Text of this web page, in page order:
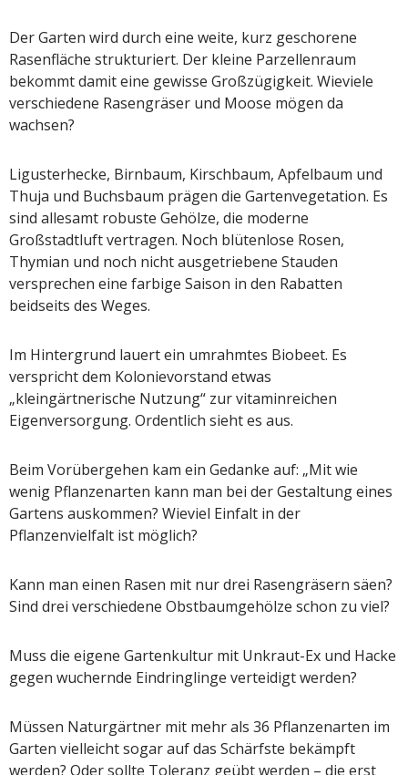
Der Garten wird durch eine weite, kurz geschorene
Rasenfläche strukturiert. Der kleine Parzellenraum
bekommt damit eine gewisse Großzügigkeit. Wieviele
verschiedene Rasengräser und Moose mögen da
wachsen?
Ligusterhecke, Birnbaum, Kirschbaum, Apfelbaum und
Thuja und Buchsbaum prägen die Gartenvegetation. Es
sind allesamt robuste Gehölze, die moderne
Großstadtluft vertragen. Noch blütenlose Rosen,
Thymian und noch nicht ausgetriebene Stauden
versprechen eine farbige Saison in den Rabatten
beidseits des Weges.
Im Hintergrund lauert ein umrahmtes Biobeet. Es
verspricht dem Kolonievorstand etwas
„kleingärtnerische Nutzung“ zur vitaminreichen
Eigenversorgung. Ordentlich sieht es aus.
Beim Vorübergehen kam ein Gedanke auf: „Mit wie
wenig Pflanzenarten kann man bei der Gestaltung eines
Gartens auskommen? Wieviel Einfalt in der
Pflanzenvielfalt ist möglich?
Kann man einen Rasen mit nur drei Rasengräsern säen?
Sind drei verschiedene Obstbaumgehölze schon zu viel?
Muss die eigene Gartenkultur mit Unkraut-Ex und Hacke
gegen wuchernde Eindringlinge verteidigt werden?
Müssen Naturgärtner mit mehr als 36 Pflanzenarten im
Garten vielleicht sogar auf das Schärfste bekämpft
werden? Oder sollte Toleranz geübt werden – die erst